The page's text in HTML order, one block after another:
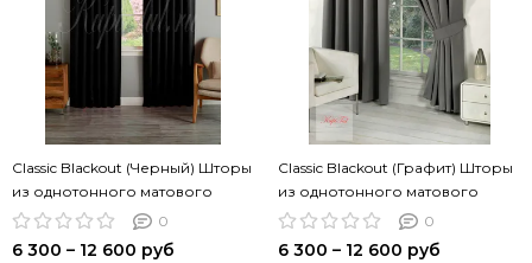
Classic Blackout (Черный) Шторы
из однотонного матового
блэкаута
0
6 300 – 12 600 руб
Classic Blackout (Графит) Шторы
из однотонного матового
блэкаута
0
6 300 – 12 600 руб